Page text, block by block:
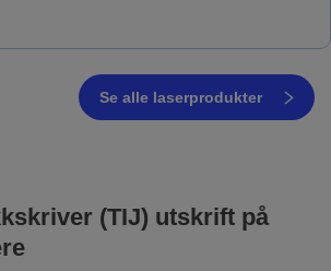
Se alle laserprodukter
(TIJ) utskrift på